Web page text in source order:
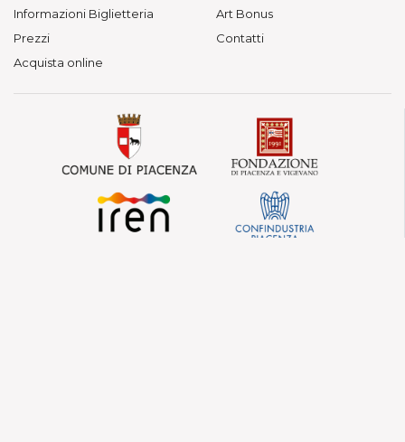
Informazioni Biglietteria
Prezzi
Acquista online
Art Bonus
Contatti